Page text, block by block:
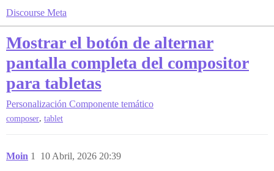
Discourse Meta
Mostrar el botón de alternar
pantalla completa del compositor
para tabletas
Personalización Componente temático
composer, tablet
Moin 10 Abril, 2026 20:39
1